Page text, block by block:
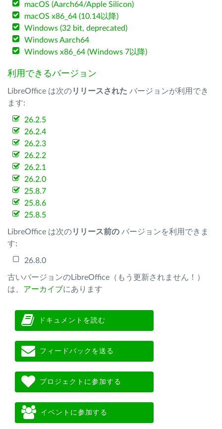
macOS (Aarch64/Apple Silicon)
macOS x86_64 (10.14以降)
Windows (32 bit, deprecated)
Windows Aarch64
Windows x86_64 (Windows 7以降)
利用できるバージョン
LibreOffice は次のリリースされた バージョンが利用でき
ます:
26.2.5
26.2.4
26.2.3
26.2.2
26.2.1
26.2.0
25.8.7
25.8.6
25.8.5
LibreOffice は次のリリース前の バージョンを利用できま
す:
26.8.0
古いバージョンのLibreOffice（もう更新されません！）
は、 アーカイブにあります
ドキュメントを読む
フィードバックを送る
プロジェクトに参加する
イベントに参加する